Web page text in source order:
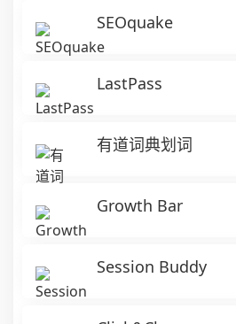
SEOquake
LastPass
有道词典划词
Growth Bar
Session Buddy